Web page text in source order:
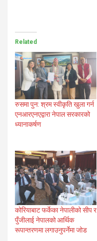
Related
रुसमा पुन: श्रम स्वीकृति खुला गर्न
एनआरएनएद्वारा नेपाल सरकारको
ध्यानाकर्षण
कोरियाबाट फर्केका नेपालीको सीप र
पुँजीलाई नेपालको आर्थिक
रूपान्तरणमा लगाउनुपर्नेमा जोड